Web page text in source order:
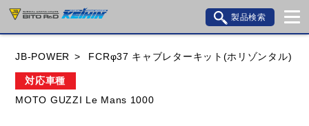
製品検索
JB-POWER FCRφ37 キャブレターキット(ホリゾンタル)
対応車種
MOTO GUZZI Le Mans 1000